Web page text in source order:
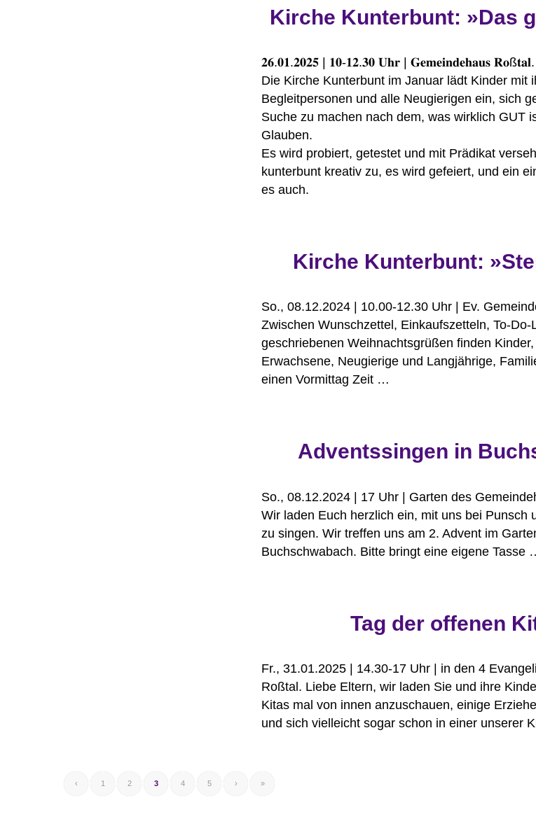
Kirche Kunterbunt: »Das
𝟐𝟔.𝟎𝟏.𝟐𝟎𝟐𝟓 | 𝟏𝟎-𝟏𝟐.𝟑𝟎 𝐔𝐡𝐫 | 𝐆𝐞𝐦𝐞𝐢𝐧𝐝𝐞𝐡𝐚𝐮𝐬 𝐑𝐨ß𝐭𝐚𝐥.
Die Kirche Kunterbunt im Januar lädt Kinder mit
Begleitpersonen und alle Neugierigen ein, sich
Suche zu machen nach dem, was wirklich GUT
Glauben.
Es wird probiert, getestet und mit Prädikat
kunterbunt kreativ zu, es wird gefeiert, und ein
es auch.
Kirche Kunterbunt:
So., 08.12.2024 | 10.00-12.30 Uhr | Ev.
Zwischen Wunschzettel, Einkaufszetteln, To-
geschriebenen Weihnachtsgrüßen finden
Erwachsene, Neugierige und Langjährige,
einen Vormittag Zeit …
Adventssingen in
So., 08.12.2024 | 17 Uhr | Garten des
Wir laden Euch herzlich ein, mit uns bei Punsch
zu singen. Wir treffen uns am 2. Advent im
Buchschwabach. Bitte bringt eine eigene Tasse
Tag der offenen
Fr., 31.01.2025 | 14.30-17 Uhr | in den 4
Roßtal. Liebe Eltern, wir laden Sie und ihre
Kitas mal von innen anzuschauen, einige
und sich vielleicht sogar schon in einer unserer
‹ 1 2 3 4 5 › »